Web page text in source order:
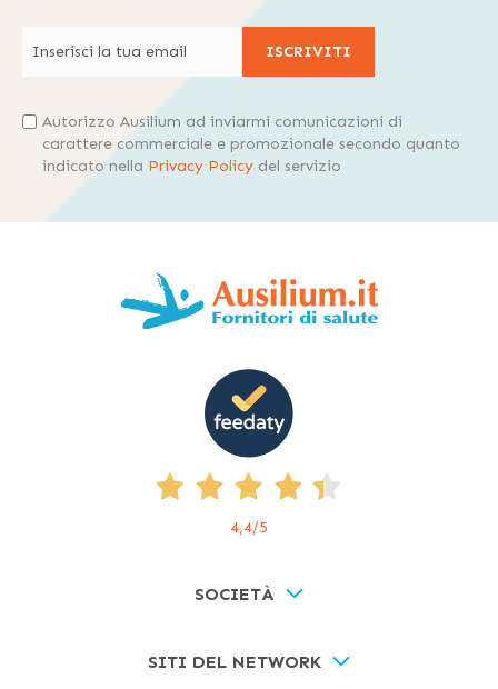
ISCRIVITI
Autorizzo Ausilium ad inviarmi comunicazioni di
carattere commerciale e promozionale secondo quanto
indicato nella Privacy Policy del servizio
4,4/5
SOCIETÀ
SITI DEL NETWORK